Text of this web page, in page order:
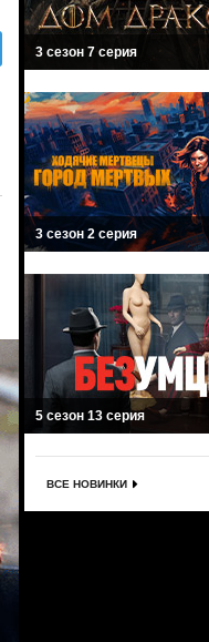
3 сезон 7 серия
3 сезон 2 серия
5 сезон 13 серия
ВСЕ НОВИНКИ